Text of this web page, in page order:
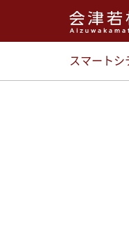
スマートシ